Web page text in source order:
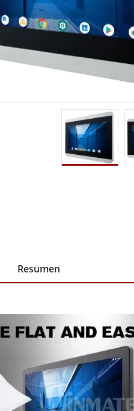
en vehículo con
vehículo
Tableta
Terminal
Panel PC
Resumen